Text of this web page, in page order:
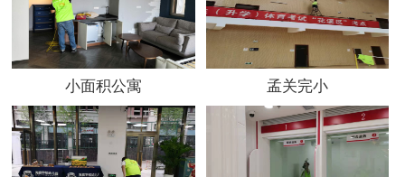
小面积公寓 孟关完小